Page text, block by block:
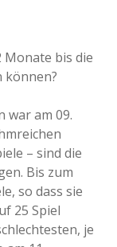
Monate bis die
können?
war am 09.
– sind die
Bis zum
so dass sie
25 Spiel
je